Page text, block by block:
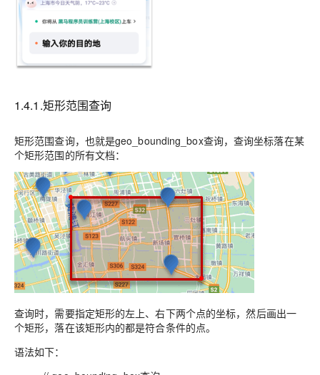
1.4.1.矩形范围查询
矩形范围查询，也就是geo_bounding_box查询，查询坐标落在某
个矩形范围的所有文档：
查询时，需要指定矩形的左上、右下两个点的坐标，然后画出一
个矩形，落在该矩形内的都是符合条件的点。
语法如下：